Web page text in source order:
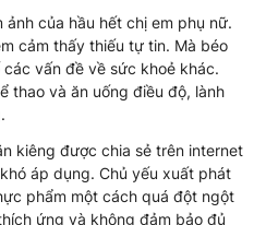
ảnh của hầu hết chị em phụ nữ.
cảm thấy thiếu tự tin. Mà béo
vấn đề về sức khoẻ khác.
thao và ăn uống điều độ, lành
kiêng được chia sẻ trên internet
áp dụng. Chủ yếu xuất phát
phẩm một cách quá đột ngột
ứng và không đảm bảo đủ